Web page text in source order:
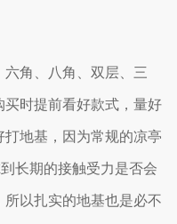
角、八角、双层、三
时提前看好款式，量好
地基，因为常规的凉亭
长期的接触受力是否会
以扎实的地基也是必不